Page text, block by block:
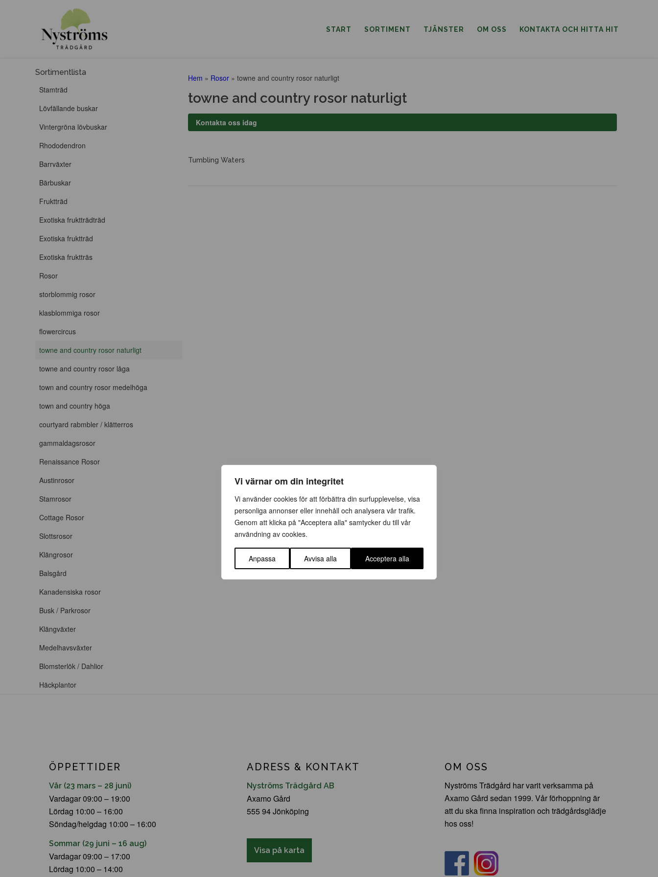
Vi värnar om din integritet
Vi använder cookies för att förbättra din surfupplevelse, visa
personliga annonser eller innehåll och analysera vår trafik.
Genom att klicka på "Acceptera alla" samtycker du till vår
användning av cookies.
Anpassa Avvisa alla Acceptera alla
START SORTIMENT TJÄNSTER OM OSS KONTAKTA OCH HITTA HIT
Sortimentlista
Stamträd
Lövfällande buskar
Vintergröna lövbuskar
Rhododendron
Barrväxter
Bärbuskar
Fruktträd
Exotiska fruktträdträd
Exotiska fruktträd
Exotiska fruktträs
Rosor
storblommig rosor
klasblommiga rosor
flowercircus
towne and country rosor naturligt
towne and country rosor låga
town and country rosor medelhöga
town and country höga
courtyard rabmbler / klätterros
gammaldagsrosor
Renaissance Rosor
Austinrosor
Stamrosor
Cottage Rosor
Slottsrosor
Klängrosor
Balsgård
Kanadensiska rosor
Busk / Parkrosor
Klängväxter
Medelhavsväxter
Blomsterlök / Dahlior
Häckplantor
Hem » Rosor » towne and country rosor naturligt
towne and country rosor naturligt
Kontakta oss idag
Tumbling Waters
ÖPPETTIDER
Vår (23 mars – 28 juni)
Vardagar 09:00 – 19:00
Lördag 10:00 – 16:00
Söndag/helgdag 10:00 – 16:00
Sommar (29 juni – 16 aug)
Vardagar 09:00 – 17:00
Lördag 10:00 – 14:00
ADRESS & KONTAKT
Nyströms Trädgård AB
Axamo Gård
555 94 Jönköping
Visa på karta
OM OSS
Nyströms Trädgård har varit verksamma på
Axamo Gård sedan 1999. Vår förhoppning är
att du ska finna inspiration och trädgårdsglädje
hos oss!